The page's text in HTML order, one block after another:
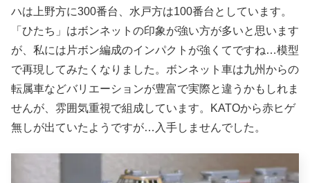
ハは上野方に300番台、水戸方は100番台としています。
「ひたち」はボンネットの印象が強い方が多いと思います
が、私には片ボン編成のインパクトが強くてですね…模型
で再現してみたくなりました。ボンネット車は九州からの
転属車などバリエーションが豊富で実際と違うかもしれま
せんが、雰囲気重視で組成しています。KATOから赤ヒゲ
無しが出ていたようですが…入手しませんでした。